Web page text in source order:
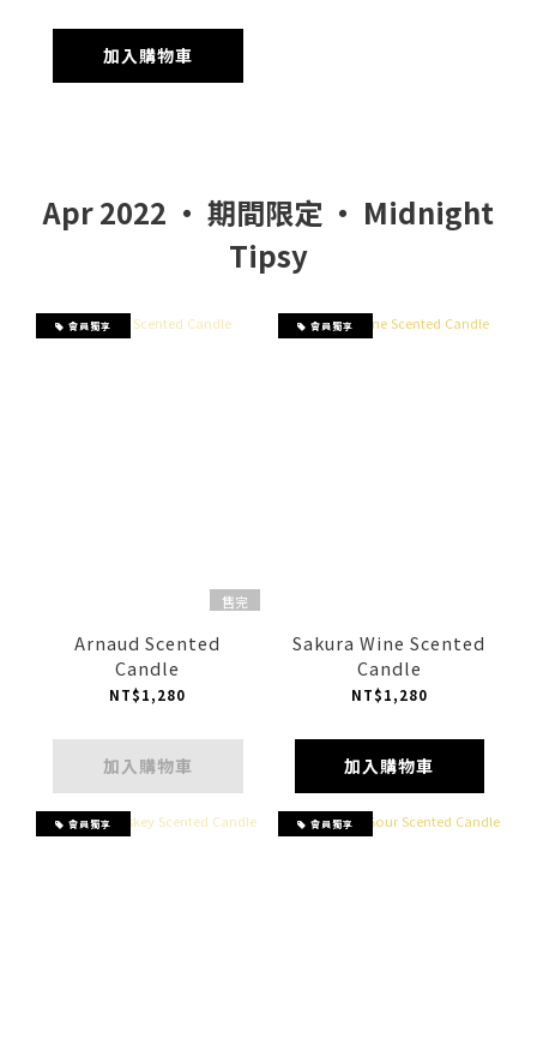
加入購物車
Apr 2022 ‧ 期間限定 ‧ Midnight
Tipsy
會員獨享
售完
Arnaud Scented
Candle
NT$1,280
加入購物車
會員獨享
Sakura Wine Scented
Candle
NT$1,280
加入購物車
會員獨享 會員獨享